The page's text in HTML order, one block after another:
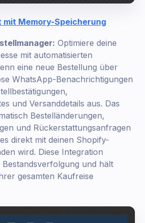
Memory-Speicherung
Optimiere deine
mit automatisierten
eine neue Bestellung über
WhatsApp-Benachrichtigungen
und Versanddetails aus. Das
Bestelländerungen,
und Rückerstattungsanfragen
direkt mit deinen Shopify-
wird. Diese Integration
und hält
gesamten Kaufreise